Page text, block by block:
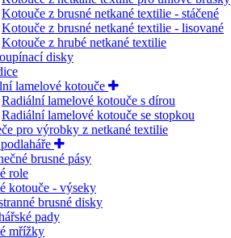
Kotouče z brusné netkané textilie - stáčené
Kotouče z brusné netkané textilie - lisované
Kotouče z hrubé netkané textilie
disky
lamelové kotouče
Radiální lamelové kotouče s dírou
Radiální lamelové kotouče se stopkou
pro výrobky z netkané textilie
brusné pásy
role
kotouče - výseky
brusné disky
pady
mřížky